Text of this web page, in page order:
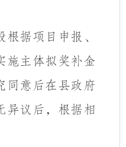
据项目申报、
施主体拟奖补金
同意后在县政府
异议后，根据相